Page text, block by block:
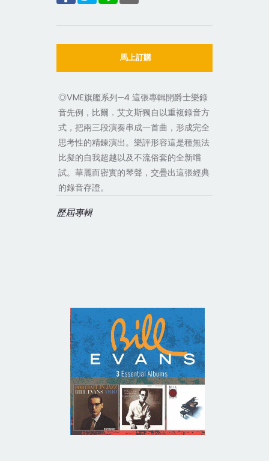
馬上訂購
◎VME旗艦系列─4 這張專輯開爵士樂錄
音先例，比爾．艾文斯獨自以重複錄音方
式，把兩三段演奏串成一首曲，形成完全
思考性的精鍊演出。樂評形容這是種無法
比擬的自我超越以及不流俗套的全新嚐
試。華麗而密實的琴聲，交疊出這張經典
的錄音存證。
歷屆專輯